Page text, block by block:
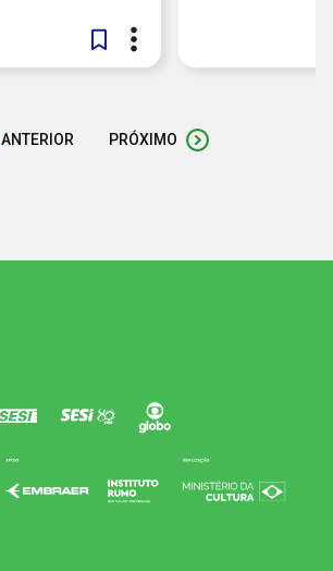
ANTERIOR PRÓXIMO